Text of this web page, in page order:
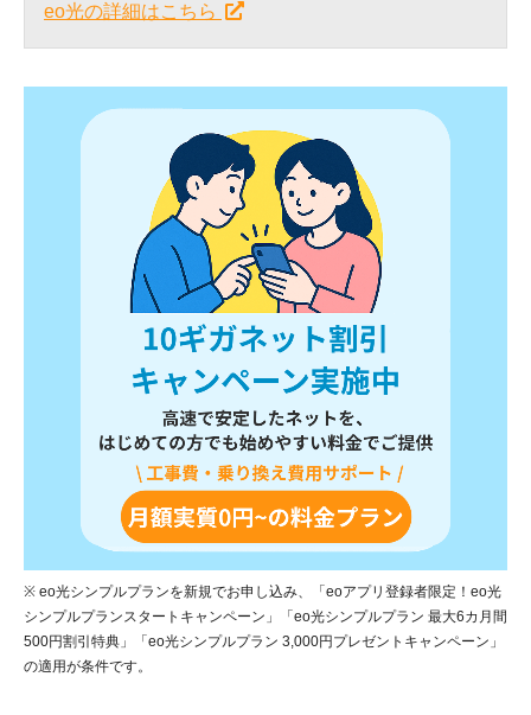
eo光の詳細はこちら
※ eo光シンプルプランを新規でお申し込み、「eoアプリ登録者限定！eo光
シンプルプランスタートキャンペーン」「eo光シンプルプラン 最大6カ月間
500円割引特典」「eo光シンプルプラン 3,000円プレゼントキャンペーン」
の適用が条件です。